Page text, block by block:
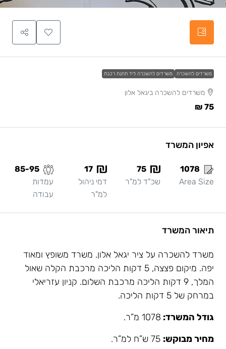
משרדים להשכרה משרדים להשכרה ליד תחנת רכבת
משרדים להשכרה ביגאל אלון
75 ₪
אפיון המשרד
1078
Area Size
75
שכ"ד למ"ר
17
דמי ניהול
למ"ר
85-95
עמדות
עבודה
תיאור המשרד
משרד להשכרה על ציר יגאל אלון. משרד משופץ ומאוד
יפה. מיקום פצצה, 5 דקות הליכה מרכבת הקלה שאול
המלך, 9 דקות הליכה מרכבת השלום. קניון עזריאלי
במרחק של 5 דקות הליכה.
גודל המשרד: 1078 מ”ר.
מחיר מבוקש: